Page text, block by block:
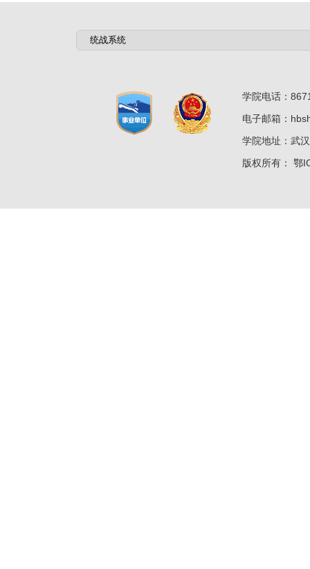
学院电话：
电子邮箱：
学院地址：武
版权所有： 鄂